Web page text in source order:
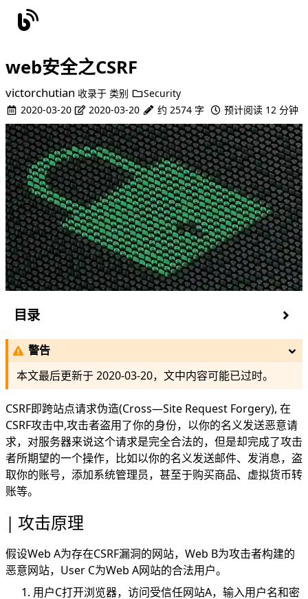
web安全之CSRF
victorchutian 收录于 类别
Security
2020-03-20
2020-03-20 约 2574 字 预计阅读 12 分钟
目录
攻击原理
例子
防御策略
http refer 字段
请求中添加随机token
验证码
警告
本文最后更新于2020-03-20，文中内容可能已过时。
CSRF即跨站点请求伪造(Cross—Site Request Forgery), 在
CSRF攻击中,攻击者盗用了你的身份，以你的名义发送恶意请
求，对服务器来说这个请求是完全合法的，但是却完成了攻击
者所期望的一个操作，比如以你的名义发送邮件、发消息，盗
取你的账号，添加系统管理员，甚至于购买商品、虚拟货币转
账等。
攻击原理
假设Web A为存在CSRF漏洞的网站，Web B为攻击者构建的
恶意网站，User C为Web A网站的合法用户。
用户C打开浏览器，访问受信任网站A，输入用户名和密